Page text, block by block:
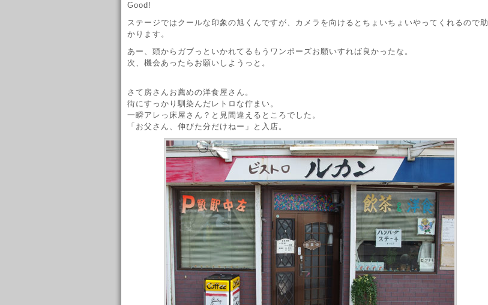
Good!
ステージではクールな印象の旭くんですが、カメラを向けるとちょいちょいやってくれるので助
かります。
あー、頭からガブっといかれてるもうワンポーズお願いすれば良かったな。
次、機会あったらお願いしようっと。
さて房さんお薦めの洋食屋さん。
街にすっかり馴染んだレトロな佇まい。
一瞬アレっ床屋さん？と見間違えるところでした。
「お父さん、伸びた分だけねー」と入店。